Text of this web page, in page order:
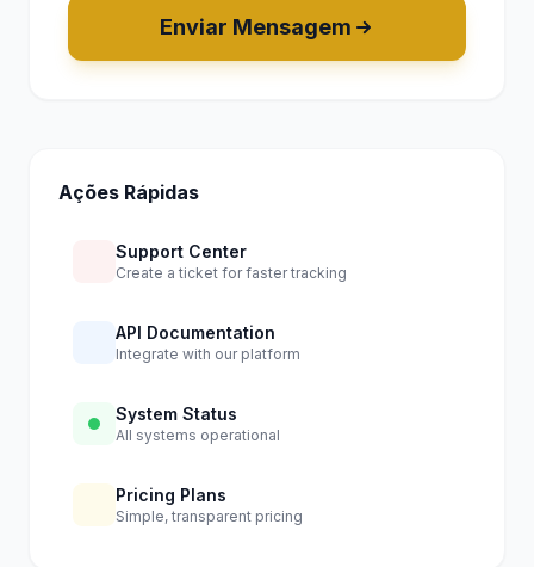
Enviar Mensagem
Ações Rápidas
Support Center
Create a ticket for faster tracking
API Documentation
Integrate with our platform
System Status
All systems operational
Pricing Plans
Simple, transparent pricing